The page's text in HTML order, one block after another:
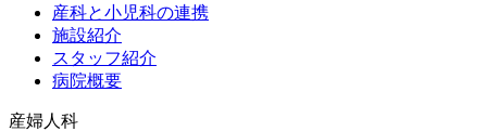
産科と小児科の連携
施設紹介
スタッフ紹介
病院概要
産婦人科